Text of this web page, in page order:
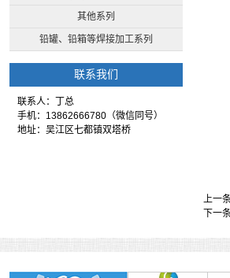
其他系列
铅罐、铅箱等焊接加工系列
联系我们
联系人：丁总
手机：13862666780（微信同号）
地址：吴江区七都镇双塔桥
上一
下一